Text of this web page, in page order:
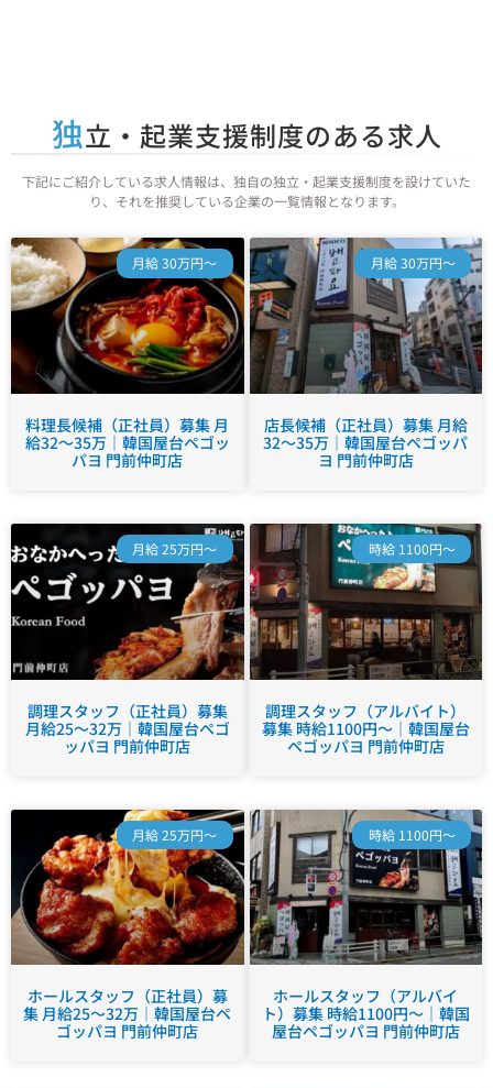
独立・起業支援制度のある求人
下記にご紹介している求人情報は、独自の独立・起業支援制度を設けていた
り、それを推奨している企業の一覧情報となります。
月給 30万円～
料理長候補（正社員）募集 月
給32～35万｜韓国屋台ペゴッ
パヨ 門前仲町店
月給 30万円～
店長候補（正社員）募集 月給
32～35万｜韓国屋台ペゴッパ
ヨ 門前仲町店
月給 25万円～
調理スタッフ（正社員）募集
月給25～32万｜韓国屋台ペゴ
ッパヨ 門前仲町店
時給 1100円～
調理スタッフ（アルバイト）
募集 時給1100円～｜韓国屋台
ペゴッパヨ 門前仲町店
月給 25万円～
ホールスタッフ（正社員）募
集 月給25～32万｜韓国屋台ペ
ゴッパヨ 門前仲町店
時給 1100円～
ホールスタッフ（アルバイ
ト）募集 時給1100円～｜韓国
屋台ペゴッパヨ 門前仲町店